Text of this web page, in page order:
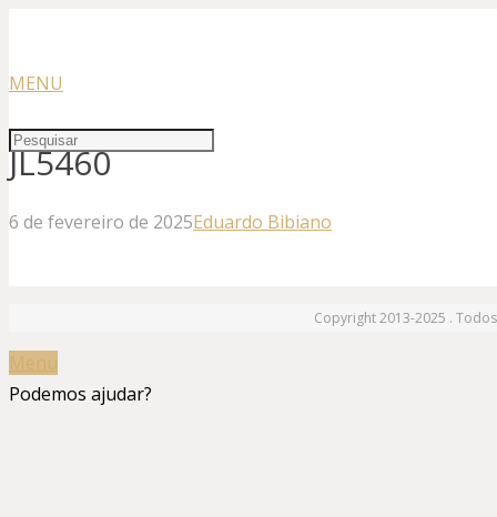
MENU
JL5460
6 de fevereiro de 2025Eduardo Bibiano
Copyright 2013-2025 .
Menu
Podemos ajudar?